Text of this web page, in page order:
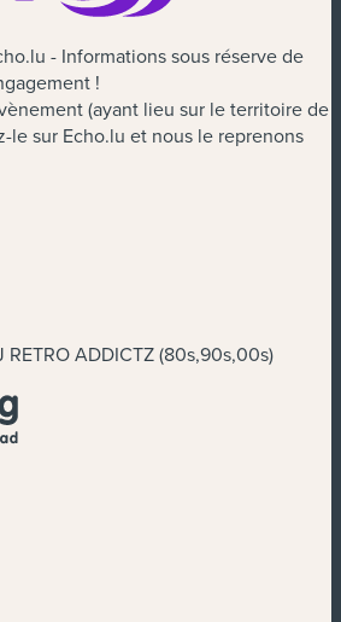
- Informations sous réserve de
!
(ayant lieu sur le territoire de
le sur Echo.lu et nous le reprenons
ADDICTZ (80s,90s,00s)